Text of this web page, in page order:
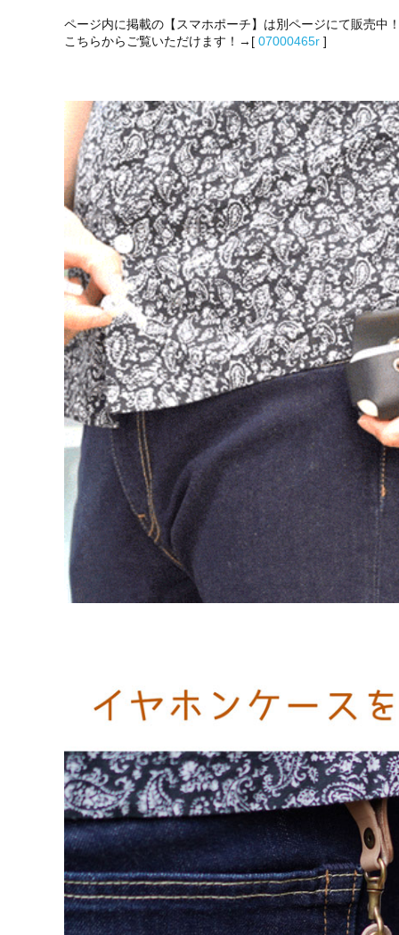
ページ内に掲載の【スマホポーチ】は別ページにて販売中
こちらからご覧いただけます！→[ 07000465r ]